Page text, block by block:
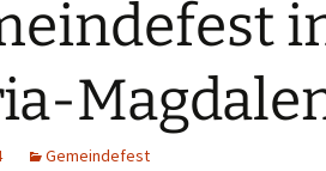
Gemeindefest